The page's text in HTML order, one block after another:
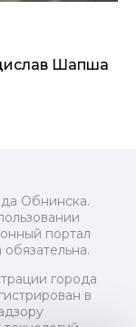
Шапша
Обнинска.
портал
города
в